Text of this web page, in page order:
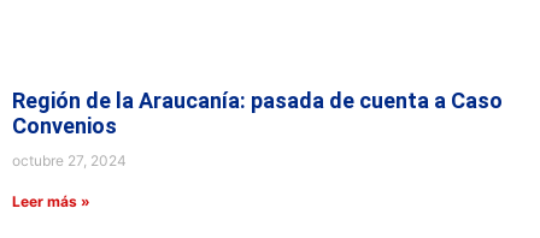
Región de la Araucanía: pasada de cuenta a Caso
Convenios
octubre 27, 2024
Leer más »